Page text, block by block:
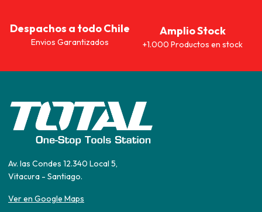
Despachos a todo Chile
Envios Garantizados
Amplio Stock
+1.000 Productos en stock
Av. las Condes 12.340 Local 5,
Vitacura - Santiago.
Ver en Google Maps